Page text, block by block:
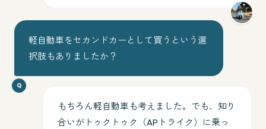
軽自動車をセカンドカーとして買うという選
択肢もありましたか？
もちろん軽自動車も考えました。でも、知り
合いがトゥクトゥク（APトライク）に乗っ